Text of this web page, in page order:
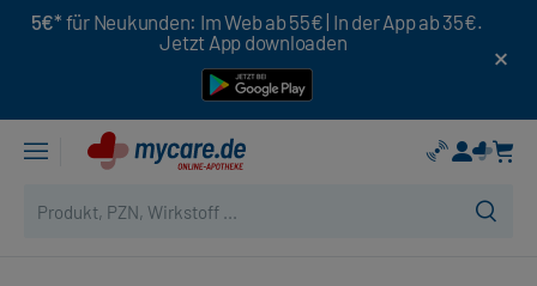
5€* für Neukunden: Im Web ab 55€ | In der App ab 35€.
Jetzt App downloaden